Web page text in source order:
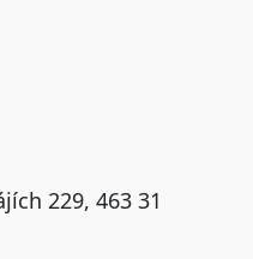
229, 463 31